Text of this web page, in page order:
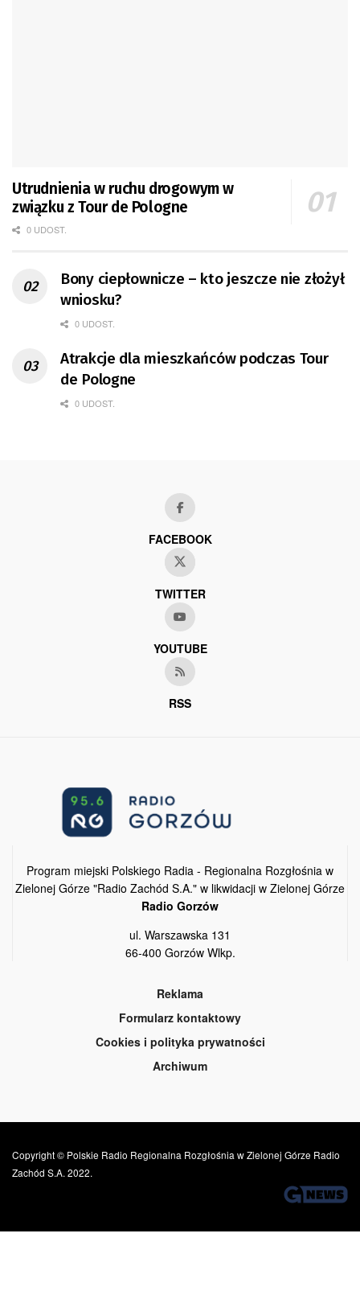
Utrudnienia w ruchu drogowym w
związku z Tour de Pologne
0 UDOST.
Bony ciepłownicze – kto jeszcze nie złożył
wniosku?
0 UDOST.
Atrakcje dla mieszkańców podczas Tour
de Pologne
0 UDOST.
FACEBOOK
TWITTER
YOUTUBE
RSS
Program miejski Polskiego Radia - Regionalna Rozgłośnia w
Zielonej Górze "Radio Zachód S.A." w likwidacji w Zielonej Górze
Radio Gorzów
ul. Warszawska 131
66-400 Gorzów Wlkp.
Reklama
Formularz kontaktowy
Cookies i polityka prywatności
Archiwum
Copyright © Polskie Radio Regionalna Rozgłośnia w Zielonej Górze Radio
Zachód S.A. 2022.